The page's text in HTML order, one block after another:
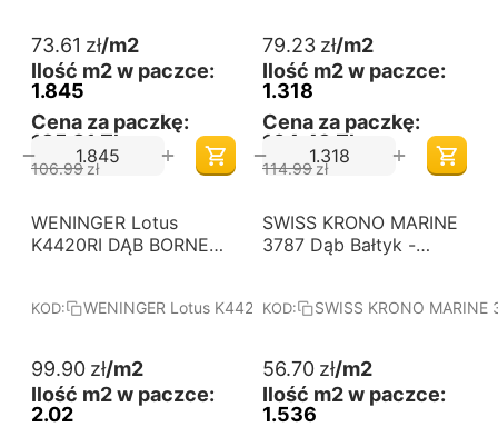
73.61 zł/m2
Ilość m2 w paczce:
1.845
Cena za paczkę:
135,81 Zł
106.99 zł
+
−
Kolekcja: SYMFONIA.
79.23 zł/m2
Ilość m2 w paczce:
1.318
Cena za paczkę:
104,43 Zł
114.99 zł
+
−
Darmowa dostawa
od 60 m2
WENINGER Lotus
K4420RI DĄB BORNEO -
(mm): 1383x244x10.
KOD: WENINGER Lotus K4420RI DĄB BORNEO
99.90 zł/m2
Ilość m2 w paczce:
2.02
-27%
Darmowa dostawa
od 60 m2
SWISS KRONO MARINE
3787 Dąb Bałtyk -
(mm): 1380x159x10.
KOD: SWISS KRONO MARINE
56.70 zł/m2
Ilość m2 w paczce:
1.536